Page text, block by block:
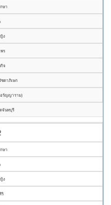
ษา
ง
ร
จ
ชดาภิเษก
รัญญาราม)
จันทบุรี
ษา
ง
ริ